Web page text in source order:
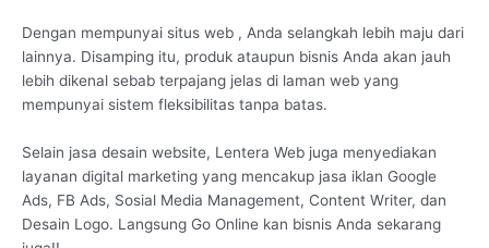
Dengan mempunyai situs web , Anda selangkah lebih maju dari
lainnya. Disamping itu, produk ataupun bisnis Anda akan jauh
lebih dikenal sebab terpajang jelas di laman web yang
mempunyai sistem fleksibilitas tanpa batas.
Selain jasa desain website, Lentera Web juga menyediakan
layanan digital marketing yang mencakup jasa iklan Google
Ads, FB Ads, Sosial Media Management, Content Writer, dan
Desain Logo. Langsung Go Online kan bisnis Anda sekarang